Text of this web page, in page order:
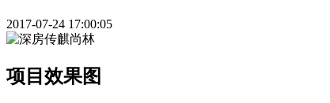
2017-07-24 17:00:05
项目效果图